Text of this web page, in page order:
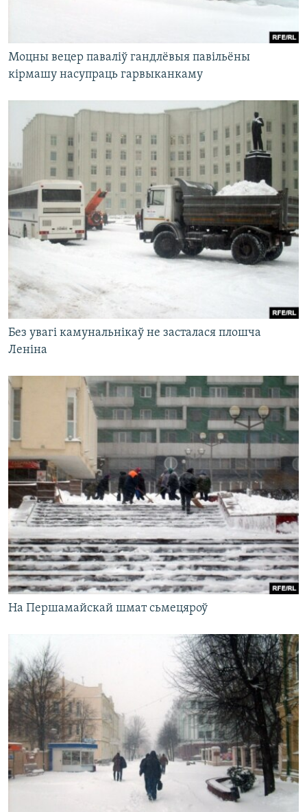
Моцны вецер паваліў гандлёвыя павільёны
кірмашу насупраць гарвыканкаму
Без увагі камунальнікаў не засталася плошча
Леніна
На Першамайскай шмат сьмецяроў